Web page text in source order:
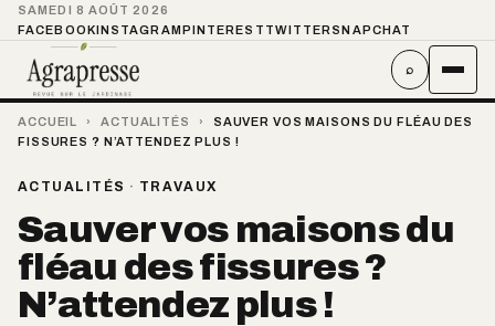
SAMEDI 8 AOÛT 2026
FACEBOOKINSTAGRAMPINTEREST TWITTER SNAPCHAT
⌕
ACCUEIL › ACTUALITÉS ›
SAUVER VOS MAISONS DU FLÉAU DES
FISSURES ? N’ATTENDEZ PLUS !
ACTUALITÉS · TRAVAUX
Sauver vos maisons du
fléau des fissures ?
N’attendez plus !